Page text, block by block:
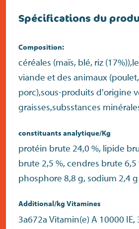
Spécifications du
Composition:
céréales (maïs, blé, riz
viande et des animaux
porc),sous-produits d'origine
graisses,subsstances
constituants analytique/Kg
protéin brute 24,0 %, lipide
brute 2,5 %, cendres brute
phosphore 8,8 g, sodium 2,4 g
Additional/kg Vitamines
3a672a Vitamin(e) A 10000